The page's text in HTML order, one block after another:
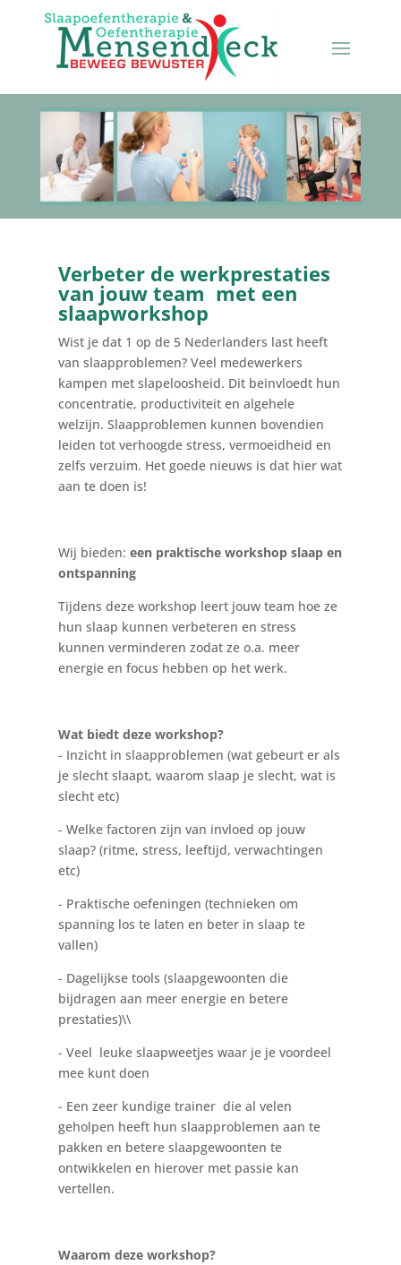
Verbeter de werkprestaties
van jouw team met een
slaapworkshop
Wist je dat 1 op de 5 Nederlanders last heeft
van slaapproblemen? Veel medewerkers
kampen met slapeloosheid. Dit beinvloedt hun
concentratie, productiviteit en algehele
welzijn. Slaapproblemen kunnen bovendien
leiden tot verhoogde stress, vermoeidheid en
zelfs verzuim. Het goede nieuws is dat hier wat
aan te doen is!
Wij bieden: een praktische workshop slaap en
ontspanning
Tijdens deze workshop leert jouw team hoe ze
hun slaap kunnen verbeteren en stress
kunnen verminderen zodat ze o.a. meer
energie en focus hebben op het werk.
Wat biedt deze workshop?
- Inzicht in slaapproblemen (wat gebeurt er als
je slecht slaapt, waarom slaap je slecht, wat is
slecht etc)
- Welke factoren zijn van invloed op jouw
slaap? (ritme, stress, leeftijd, verwachtingen
etc)
- Praktische oefeningen (technieken om
spanning los te laten en beter in slaap te
vallen)
- Dagelijkse tools (slaapgewoonten die
bijdragen aan meer energie en betere
prestaties)\\
- Veel leuke slaapweetjes waar je je voordeel
mee kunt doen
- Een zeer kundige trainer die al velen
geholpen heeft hun slaapproblemen aan te
pakken en betere slaapgewoonten te
ontwikkelen en hierover met passie kan
vertellen.
Waarom deze workshop?